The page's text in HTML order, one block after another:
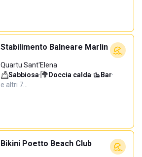
Stabilimento Balneare Marlin
Quartu Sant'Elena
Sabbiosa· Doccia calda· Bar·
e altri 7…
Bikini Poetto Beach Club